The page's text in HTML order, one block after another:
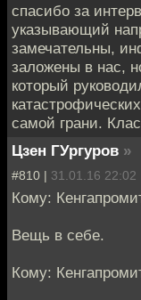
спасибо за
указывающий
замечательны,
заложены в нас,
который
самой грани.
Цзен ГУргуров »
#810 | 31.01.16 22:02
Кому:
Вещь в себе.
Кому: